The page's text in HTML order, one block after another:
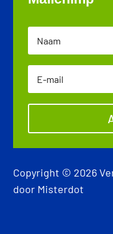
Copyright © 2026
door Misterdot